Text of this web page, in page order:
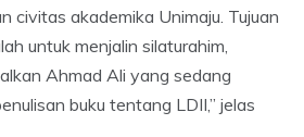
civitas akademika Unimaju. Tujuan
untuk menjalin silaturahim,
Ahmad Ali yang sedang
buku tentang LDII,” jelas